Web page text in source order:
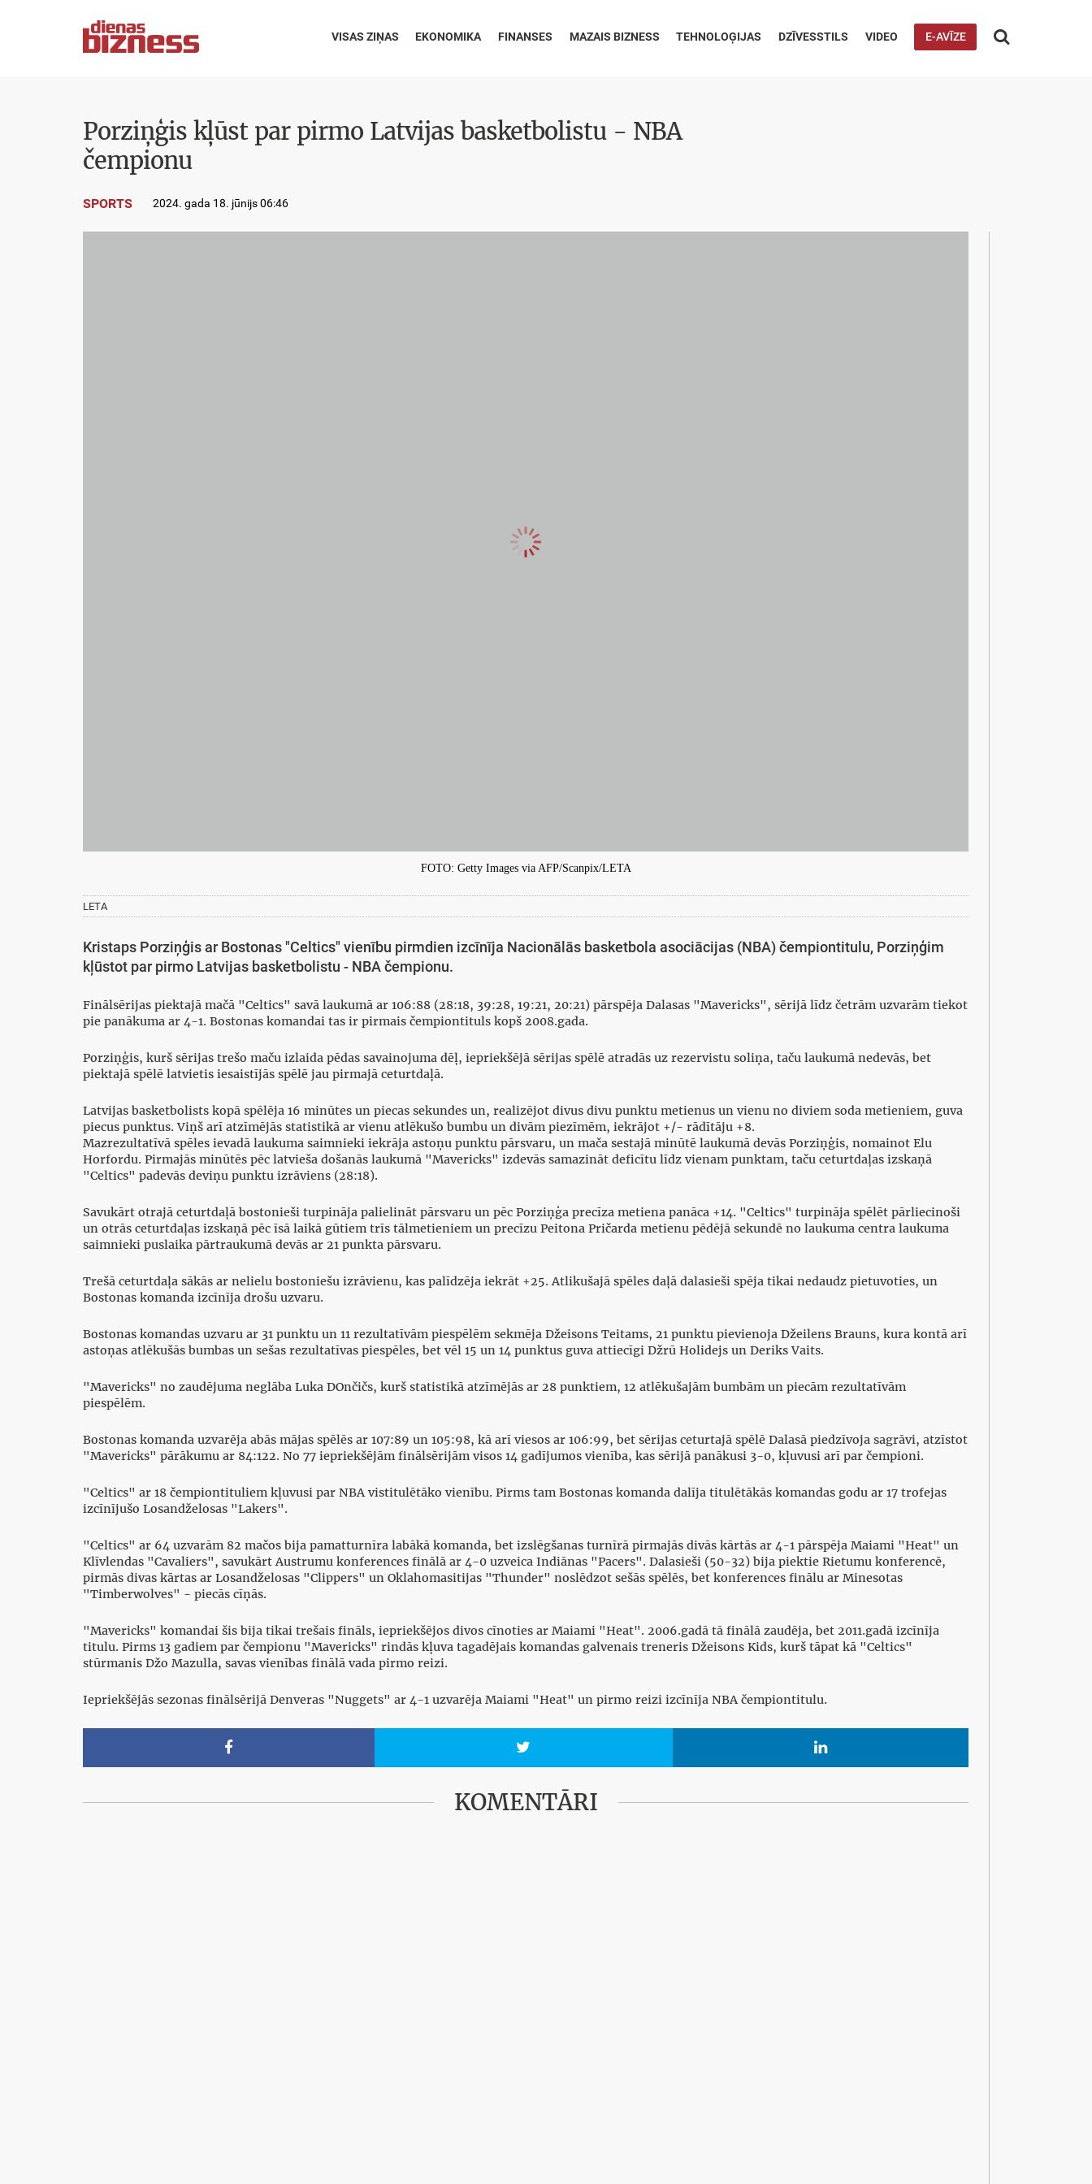
VISAS ZIŅAS EKONOMIKA FINANSES MAZAIS BIZNESS TEHNOLOĢIJAS DZĪVESSTILS VIDEO E-AVĪZE 
Porziņģis kļūst par pirmo Latvijas basketbolistu - NBA
čempionu
SPORTS 2024. gada 18. jūnijs 06:46
FOTO: Getty Images via AFP/Scanpix/LETA
LETA
Kristaps Porziņģis ar Bostonas "Celtics" vienību pirmdien izcīnīja Nacionālās basketbola asociācijas (NBA) čempiontitulu, Porziņģim
kļūstot par pirmo Latvijas basketbolistu - NBA čempionu.
Finālsērijas piektajā mačā "Celtics" savā laukumā ar 106:88 (28:18, 39:28, 19:21, 20:21) pārspēja Dalasas "Mavericks", sērijā līdz četrām uzvarām tiekot
pie panākuma ar 4-1. Bostonas komandai tas ir pirmais čempiontituls kopš 2008.gada.
Porziņģis, kurš sērijas trešo maču izlaida pēdas savainojuma dēļ, iepriekšējā sērijas spēlē atradās uz rezervistu soliņa, taču laukumā nedevās, bet
piektajā spēlē latvietis iesaistījās spēlē jau pirmajā ceturtdaļā.
Latvijas basketbolists kopā spēlēja 16 minūtes un piecas sekundes un, realizējot divus divu punktu metienus un vienu no diviem soda metieniem, guva
piecus punktus. Viņš arī atzīmējās statistikā ar vienu atlēkušo bumbu un divām piezīmēm, iekrājot +/- rādītāju +8.
Mazrezultatīvā spēles ievadā laukuma saimnieki iekrāja astoņu punktu pārsvaru, un mača sestajā minūtē laukumā devās Porziņģis, nomainot Elu
Horfordu. Pirmajās minūtēs pēc latvieša došanās laukumā "Mavericks" izdevās samazināt deficītu līdz vienam punktam, taču ceturtdaļas izskaņā
"Celtics" padevās deviņu punktu izrāviens (28:18).
Savukārt otrajā ceturtdaļā bostonieši turpināja palielināt pārsvaru un pēc Porziņģa precīza metiena panāca +14. "Celtics" turpināja spēlēt pārliecinoši
un otrās ceturtdaļas izskaņā pēc īsā laikā gūtiem trīs tālmetieniem un precīzu Peitona Pričarda metienu pēdējā sekundē no laukuma centra laukuma
saimnieki puslaika pārtraukumā devās ar 21 punkta pārsvaru.
Trešā ceturtdaļa sākās ar nelielu bostoniešu izrāvienu, kas palīdzēja iekrāt +25. Atlikušajā spēles daļā dalasieši spēja tikai nedaudz pietuvoties, un
Bostonas komanda izcīnīja drošu uzvaru.
Bostonas komandas uzvaru ar 31 punktu un 11 rezultatīvām piespēlēm sekmēja Džeisons Teitams, 21 punktu pievienoja Džeilens Brauns, kura kontā arī
astoņas atlēkušās bumbas un sešas rezultatīvas piespēles, bet vēl 15 un 14 punktus guva attiecīgi Džrū Holidejs un Deriks Vaits.
"Mavericks" no zaudējuma neglāba Luka DOnčičs, kurš statistikā atzīmējās ar 28 punktiem, 12 atlēkušajām bumbām un piecām rezultatīvām
piespēlēm.
Bostonas komanda uzvarēja abās mājas spēlēs ar 107:89 un 105:98, kā arī viesos ar 106:99, bet sērijas ceturtajā spēlē Dalasā piedzīvoja sagrāvi, atzīstot
"Mavericks" pārākumu ar 84:122. No 77 iepriekšējām finālsērijām visos 14 gadījumos vienība, kas sērijā panākusi 3-0, kļuvusi arī par čempioni.
"Celtics" ar 18 čempiontituliem kļuvusi par NBA vistitulētāko vienību. Pirms tam Bostonas komanda dalīja titulētākās komandas godu ar 17 trofejas
izcīnījušo Losandželosas "Lakers".
"Celtics" ar 64 uzvarām 82 mačos bija pamatturnīra labākā komanda, bet izslēgšanas turnīrā pirmajās divās kārtās ar 4-1 pārspēja Maiami "Heat" un
Klīvlendas "Cavaliers", savukārt Austrumu konferences finālā ar 4-0 uzveica Indiānas "Pacers". Dalasieši (50-32) bija piektie Rietumu konferencē,
pirmās divas kārtas ar Losandželosas "Clippers" un Oklahomasitijas "Thunder" noslēdzot sešās spēlēs, bet konferences finālu ar Minesotas
"Timberwolves" - piecās cīņās.
"Mavericks" komandai šis bija tikai trešais fināls, iepriekšējos divos cīnoties ar Maiami "Heat". 2006.gadā tā finālā zaudēja, bet 2011.gadā izcīnīja
titulu. Pirms 13 gadiem par čempionu "Mavericks" rindās kļuva tagadējais komandas galvenais treneris Džeisons Kids, kurš tāpat kā "Celtics"
stūrmanis Džo Mazulla, savas vienības finālā vada pirmo reizi.
Iepriekšējās sezonas finālsērijā Denveras "Nuggets" ar 4-1 uzvarēja Maiami "Heat" un pirmo reizi izcīnīja NBA čempiontitulu.
  
KOMENTĀRI